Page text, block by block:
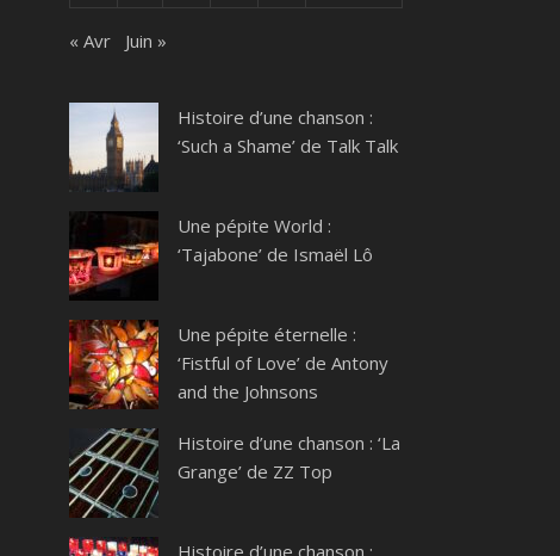
« Avr Juin »
Histoire d’une chanson :
‘Such a Shame’ de Talk Talk
Une pépite World :
‘Tajabone’ de Ismaël Lô
Une pépite éternelle :
‘Fistful of Love’ de Antony
and the Johnsons
Histoire d’une chanson : ‘La
Grange’ de ZZ Top